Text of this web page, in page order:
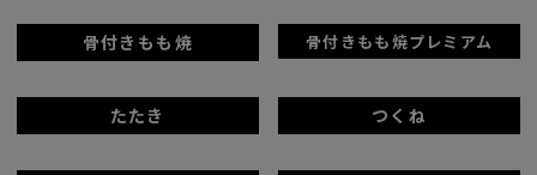
骨付きもも焼 骨付きもも焼プレミアム
たたき つくね